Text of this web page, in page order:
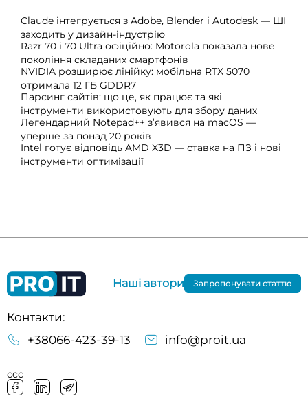
Claude інтегрується з Adobe, Blender і Autodesk — ШІ
заходить у дизайн-індустрію
Razr 70 і 70 Ultra офіційно: Motorola показала нове
покоління складаних смартфонів
NVIDIA розширює лінійку: мобільна RTX 5070
отримала 12 ГБ GDDR7
Парсинг сайтів: що це, як працює та які
інструменти використовують для збору даних
Легендарний Notepad++ з’явився на macOS —
уперше за понад 20 років
Intel готує відповідь AMD X3D — ставка на ПЗ і нові
інструменти оптимізації
Контакти:
+38066-423-39-13
info@proit.ua
ссс
Наші автори Запропонувати статтю